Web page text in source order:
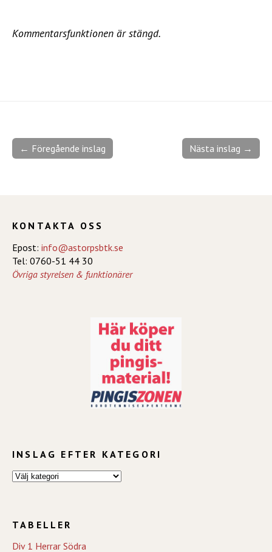
Kommentarsfunktionen är stängd.
Nästa inslag →
← Föregående inslag
KONTAKTA OSS
Epost: info@astorpsbtk.se
Tel: 0760-51 44 30
Övriga styrelsen & funktionärer
INSLAG EFTER KATEGORI
TABELLER
Div 1 Herrar Södra